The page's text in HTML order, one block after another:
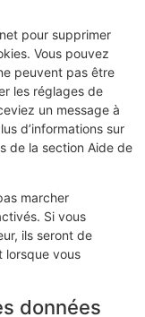
pour supprimer
Vous pouvez
peuvent pas être
les réglages de
un message à
d’informations sur
de la section Aide de
marcher
Si vous
ils seront de
lorsque vous
données